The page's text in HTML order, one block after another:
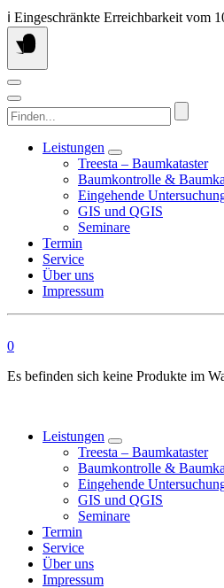
Springen
Sie
zum
ℹ️ Eingeschränkte Erreichbarkeit vom
Finden...
Leistungen
Treesta – Baumkataster
Baumkontrolle &
Eingehende
GIS und QGIS
Seminare
Termin
Service
Über uns
Impressum
0
Es befinden sich keine Produkte im
Leistungen
Treesta – Baumkataster
Baumkontrolle &
Eingehende
GIS und QGIS
Seminare
Termin
Service
Über uns
Impressum